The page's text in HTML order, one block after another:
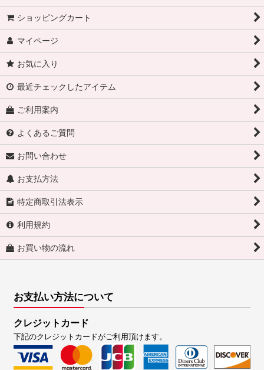
ショッピングカート
マイページ
お気に入り
最近チェックしたアイテム
ご利用案内
よくあるご質問
お問い合わせ
お支払方法
特定商取引法表示
利用規約
お買い物の流れ
お支払い方法について
クレジットカード
下記のクレジットカードがご利用頂けます。